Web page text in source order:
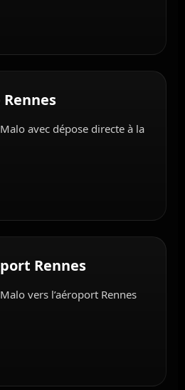
avec dépose directe à la
Rennes
vers l’aéroport Rennes